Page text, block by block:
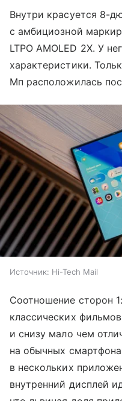
Внутри красуется 8-
с амбициозной
LTPO AMOLED 2X. У
характеристики.
Мп расположилась
Источник: Hi-Tech Mail
Соотношение сторон
классических
и снизу мало чем
на обычных
в нескольких
внутренний дисплей